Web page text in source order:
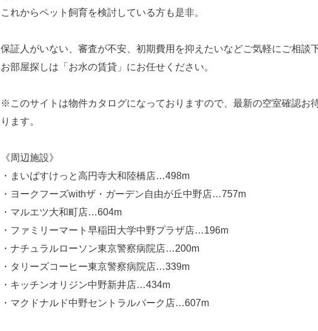
これからペット飼育を検討している方も是非。
保証人がいない、審査が不安、初期費用を抑えたいなどご気軽にご相談
お部屋探しは「お水の賃貸」にお任せください。
※このサイトは物件カタログになっておりますので、最新の空室確認お
ります。
《周辺施設》
・まいばすけっと高円寺大和陸橋店…498m
・ヨークフーズwithザ・ガーデン自由が丘中野店…757m
・マルエツ大和町店…604m
・ファミリーマート早稲田大学中野プラザ店…196m
・ナチュラルローソン東京警察病院店…200m
・タリーズコーヒー東京警察病院店…339m
・キッチンオリジン中野新井店…434m
・マクドナルド中野セントラルパーク店…607m